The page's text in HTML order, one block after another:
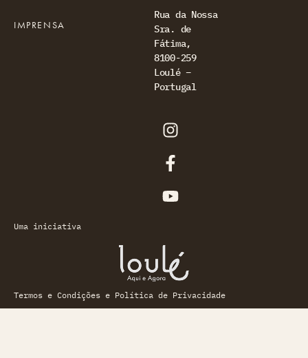
Rua da Nossa
Sra. de
Fátima,
8100-259
Loulé –
Portugal
IMPRENSA
Uma iniciativa
Termos e Condições e Política de Privacidade